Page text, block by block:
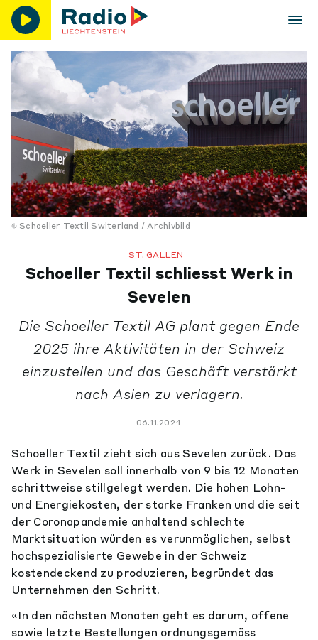
Schoeller Textil Switerland / Archivbild
ST. GALLEN
Schoeller Textil schliesst Werk in
Sevelen
Die Schoeller Textil AG plant gegen Ende
2025 ihre Aktivitäten in der Schweiz
einzustellen und das Geschäft verstärkt
nach Asien zu verlagern.
06.11.2024
Schoeller Textil zieht sich aus Sevelen zurück. Das
Werk in Sevelen soll innerhalb von 9 bis 12 Monaten
schrittweise stillgelegt werden. Die hohen Lohn-
und Energiekosten, der starke Franken und die seit
der Coronapandemie anhaltend schlechte
Marktsituation würden es verunmöglichen, selbst
hochspezialisierte Gewebe in der Schweiz
kostendeckend zu produzieren, begründet das
Unternehmen den Schritt.
«In den nächsten Monaten geht es darum, offene
sowie letzte Bestellungen ordnungsgemäss